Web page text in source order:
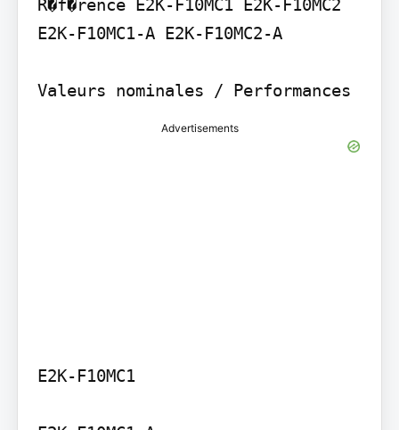
R�f�rence E2K-F10MC1 E2K-F10MC2
E2K-F10MC1-A E2K-F10MC2-A
Advertisements
E2K-F10MC1